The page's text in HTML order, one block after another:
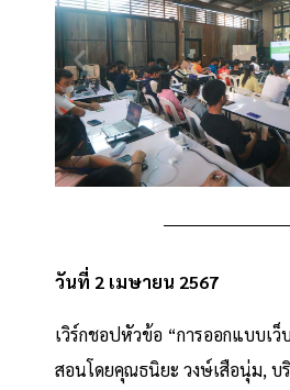
วันที่ 2 เมษายน 2567
เวิร์กชอปหัวข้อ “การออกแบบเว็
สอนโดยคุณธนิยะ วงษ์เสือนุ่ม, บ